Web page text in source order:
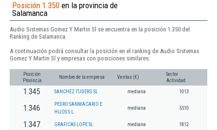
Posición 1.350 en la provincia de
Salamanca
Audio Sistemas Gomez Y Martin Sl se encuentra en la posición 1.350 del
Ranking de Salamanca.
A continuación podrá consultar la posición en el ranking de Audio Sistemas
Gomez Y Martin Sl y empresas con posiciones similares:
Posición
Provincia
Nombre de la empresa Ventas (€)
Sector
Actividad
1.345 SANCHEZ TUDERO SL mediana 1013
1.346
PEDRO SANMACARIO E
HIJOS S.L.
mediana 5510
1.347 GRAFICAS LOPE SL mediana 1812